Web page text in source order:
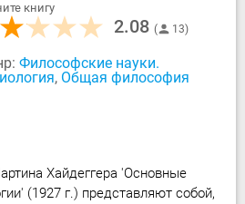
книгу
2.08 13
Философские науки.
, Общая философия
Хайдеггера 'Основные
(1927 г.) представляют собой,